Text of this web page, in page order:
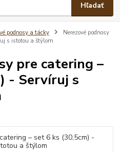
Hľadať
podnosy a tácky
Nerezové podnosy
s istotou a štýlom
pre catering –
- Servíruj s